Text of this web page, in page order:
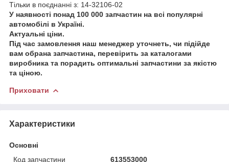
Тільки в поєднанні з: 14-32106-02
У наявності понад 100 000 запчастин на всі популярні
автомобілі в Україні.
Актуальні ціни.
Під час замовлення наш менеджер уточнеть, чи підійде
вам обрана запчастина, перевірить за каталогами
виробника та порадить оптимальні запчастини за якістю
та ціною.
Приховати
Характеристики
Основні
Код запчастини
613553000